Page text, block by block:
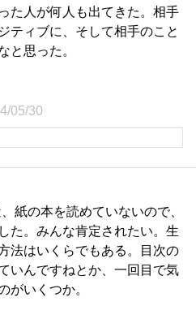
た人が何人も出てきた。相手
ティブに、そして相手のこと
と思った。
05/30
紙の本を読めていないので、
た。みんな肯定されたい。生
法はいくらでもある。目次の
いんですねとか、一回目で気
がいくつか。